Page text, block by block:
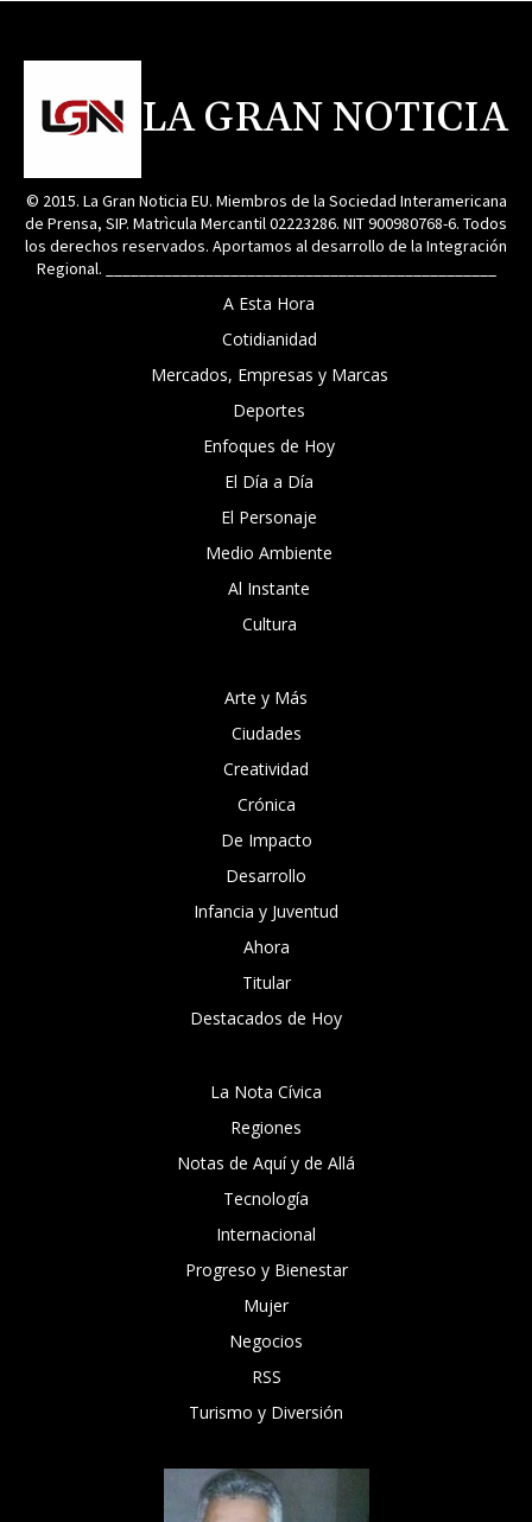
LA GRAN NOTICIA
© 2015. La Gran Noticia EU. Miembros de la Sociedad Interamericana
de Prensa, SIP. Matrìcula Mercantil 02223286. NIT 900980768-6. Todos
los derechos reservados. Aportamos al desarrollo de la Integración
Regional. _______________________________________________
A Esta Hora
Cotidianidad
Mercados, Empresas y Marcas
Deportes
Enfoques de Hoy
El Día a Día
El Personaje
Medio Ambiente
Al Instante
Cultura
Arte y Más
Ciudades
Creatividad
Crónica
De Impacto
Desarrollo
Infancia y Juventud
Ahora
Titular
Destacados de Hoy
La Nota Cívica
Regiones
Notas de Aquí y de Allá
Tecnología
Internacional
Progreso y Bienestar
Mujer
Negocios
RSS
Turismo y Diversión